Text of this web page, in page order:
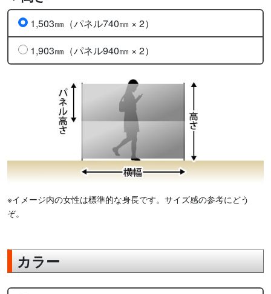
※イメージ内の女性は標準的な身長です。サイズ感の参考にどう
ぞ。
1,503㎜（パネル740㎜ × 2）
1,903㎜（パネル940㎜ × 2）
カラー